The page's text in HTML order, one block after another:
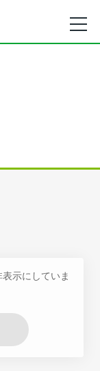
示にしていま